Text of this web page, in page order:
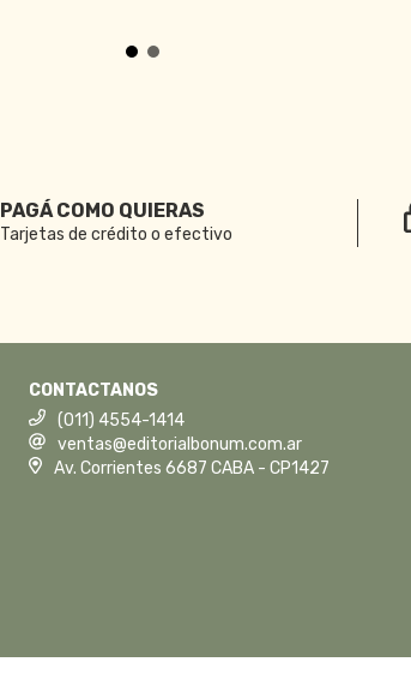
PAGÁ COMO QUIERAS
Tarjetas de crédito o efectivo
CONTACTANOS
(011) 4554-1414
ventas@editorialbonum.com.ar
Av. Corrientes 6687 CABA - CP1427